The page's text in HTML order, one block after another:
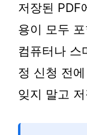
저장된 PDF
용이 모두
컴퓨터나 스
정 신청 전
잊지 말고